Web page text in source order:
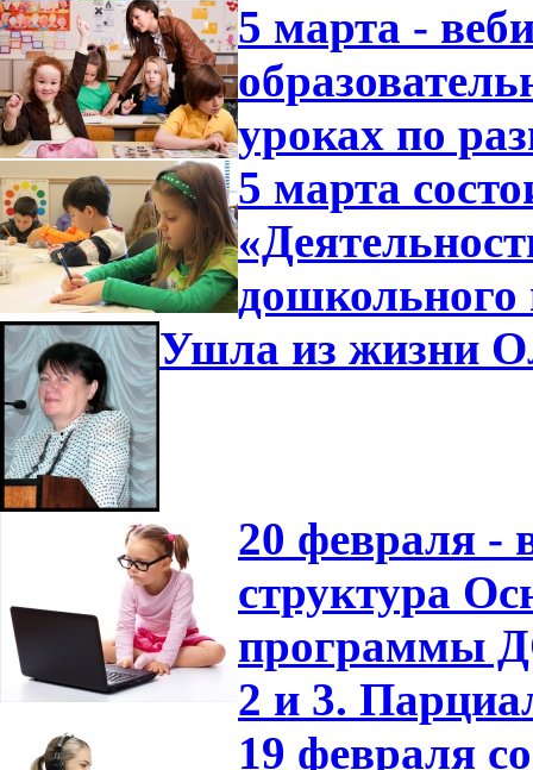
5 марта -
уроках по
5 марта
дошкольного
Ушла из жизни
20 февраля -
структура
программы
2 и 3.
19 февраля